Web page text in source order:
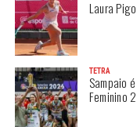
Laura
TETRA
Sampaio
Feminino